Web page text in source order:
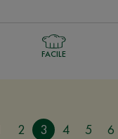
FACILE
2 3 4 5 6